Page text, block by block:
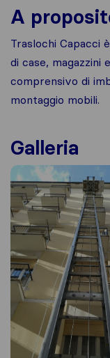
A
Traslochi Capacci
di case, magazzini
comprensivo di
montaggio mobili.
Galleria